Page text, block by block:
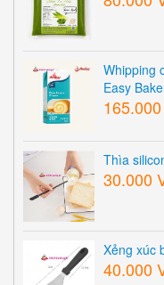
Whipping
Easy
Thìa
30.000
Xẻng xúc
40.000